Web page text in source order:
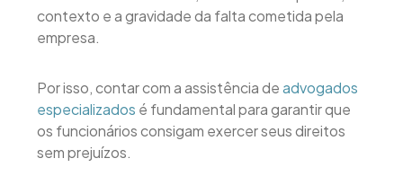
contexto e a gravidade da falta cometida pela
empresa.
Por isso, contar com a assistência deadvogados
especializados é fundamental para garantir que
os funcionários consigam exercer seus direitos
sem prejuízos.